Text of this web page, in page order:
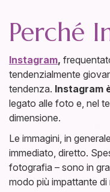
Perché
Instagram,
tendenzialmente
tendenza. Instagram
legato alle foto e, nel
dimensione.
Le immagini, in
immediato, diretto.
fotografia – sono in
modo più impattante di